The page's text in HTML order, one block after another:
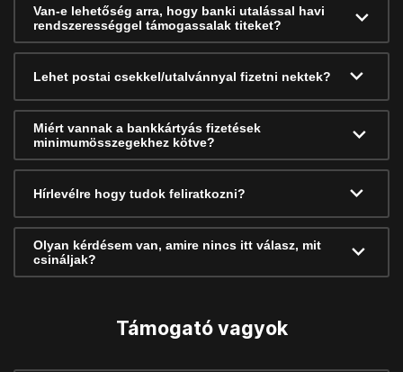
Van-e lehetőség arra, hogy banki utalással havi
rendszerességgel támogassalak titeket?
Lehet postai csekkel/utalvánnyal fizetni nektek?
Miért vannak a bankkártyás fizetések
minimumösszegekhez kötve?
Hírlevélre hogy tudok feliratkozni?
Olyan kérdésem van, amire nincs itt válasz, mit
csináljak?
Támogató vagyok